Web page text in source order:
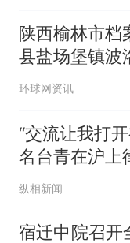
陕西榆林市档
县盐场堡镇波
驻村帮扶工作
环球网资讯
“交流让我打
名台青在沪上
期实习
纵相新闻
宿迁中院召开